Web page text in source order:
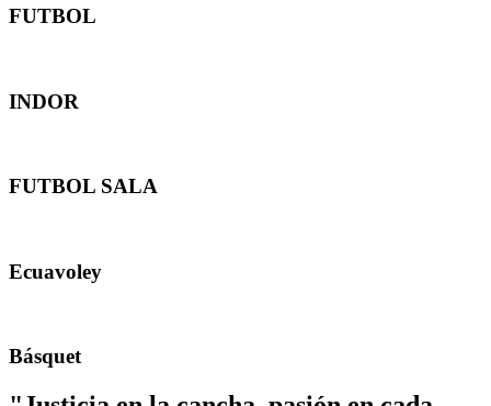
FUTBOL
INDOR
FUTBOL SALA
Ecuavoley
Básquet